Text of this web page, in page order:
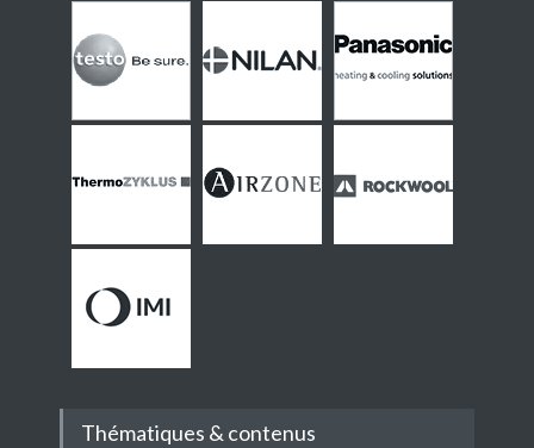
Thématiques & contenus